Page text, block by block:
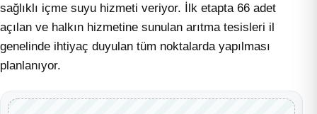
sağlıklı içme suyu hizmeti veriyor. İlk etapta 66 adet
açılan ve halkın hizmetine sunulan arıtma tesisleri il
genelinde ihtiyaç duyulan tüm noktalarda yapılması
planlanıyor.